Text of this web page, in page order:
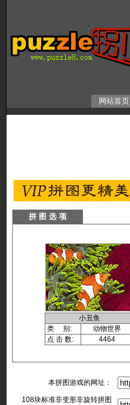
网站首页
拼 图 选 项
小丑鱼
类 别:
动物世界
点 击 数:
4464
本拼图游戏的网址：
108块标准非变形非旋转拼图